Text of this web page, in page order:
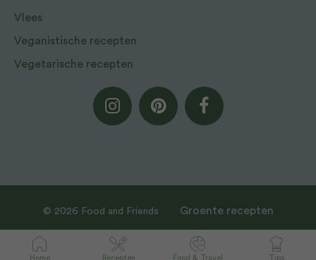
Home Recepten Food & Travel Tips
Vlees
Veganistische recepten
Vegetarische recepten
© 2026 Food and Friends Groente recepten